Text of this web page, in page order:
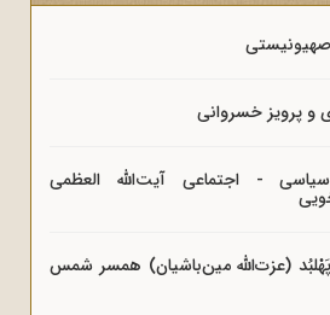
و پرویز خسروانی
- اجتماعی آیت‌الله العظمی
پَهْلبُد (عزت‌الله مین‌باشیان) همسر شمس